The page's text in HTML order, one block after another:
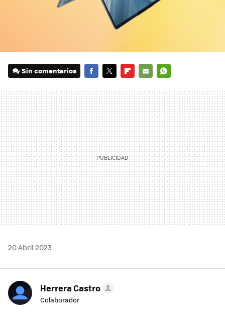
Sin comentarios
MAIL
20 Abril 2023
Herrera Castro
Colaborador